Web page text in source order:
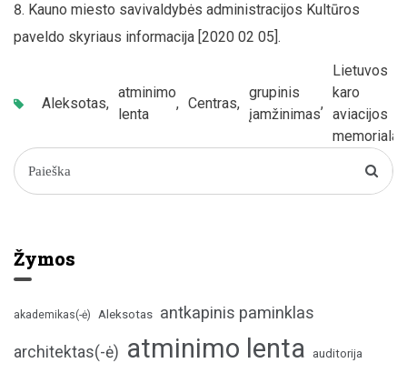
Kauno miesto savivaldybės administracijos Kultūros
paveldo skyriaus informacija [2020 02 05].
Aleksotas,
atminimo
lenta
, Centras,
grupinis
įamžinimas
,
Lietuvos
karo
aviacijos
memorialas
Žymos
akademikas(-ė) Aleksotas antkapinis paminklas
architektas(-ė) atminimo lenta auditorija